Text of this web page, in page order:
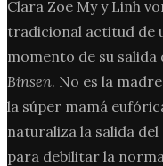
Clara Zoe My y Linh
tradicional actitud de
momento de su
Binsen. No es la
la súper mamá
naturaliza la salida
para debilitar la